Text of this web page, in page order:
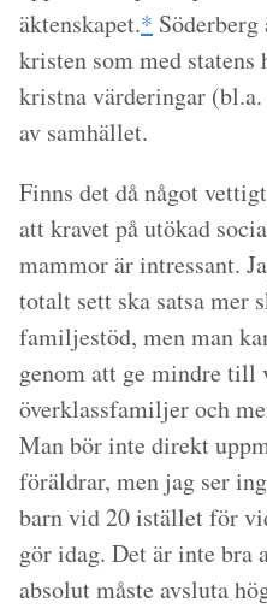
äktenskapet.*
kristen som med
kristna värderingar
av samhället.
Finns det då något
att kravet på utökad
mammor är intressant.
totalt sett ska satsa mer
familjestöd, men man
genom att ge mindre till
överklassfamiljer och
Man bör inte direkt
föräldrar, men jag ser
barn vid 20 istället för
gör idag. Det är inte bra
absolut måste avsluta